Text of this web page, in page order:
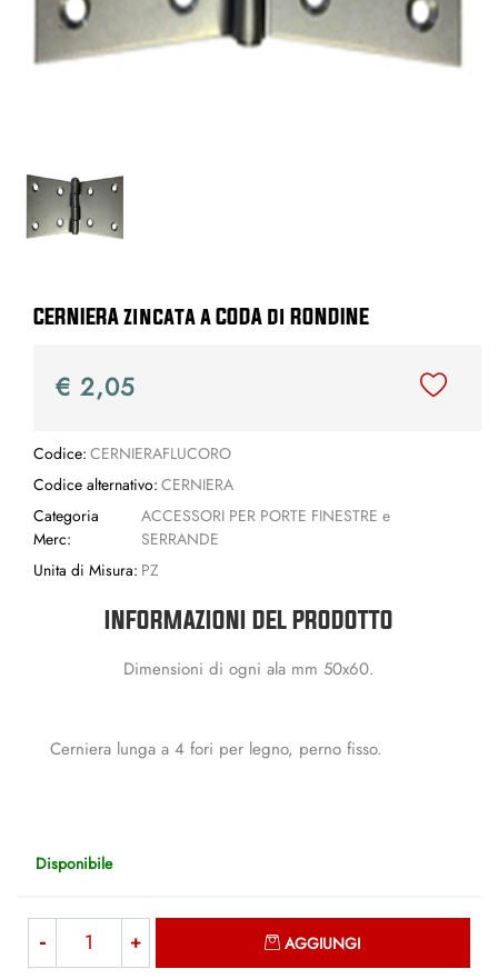
CERNIERA zincata a CODA di RONDINE
€ 2,05
Codice: CERNIERAFLUCORO
Codice alternativo: CERNIERA
Categoria
Merc:
ACCESSORI PER PORTE FINESTRE e
SERRANDE
Unita di Misura: PZ
INFORMAZIONI DEL PRODOTTO
Dimensioni di ogni ala mm 50x60.
Cerniera lunga a 4 fori per legno, perno fisso.
Disponibile
AGGIUNGI